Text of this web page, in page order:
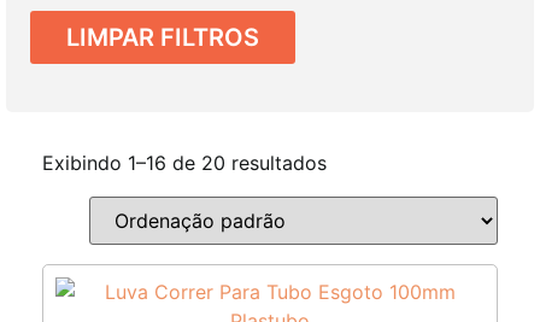
LIMPAR FILTROS
Exibindo 1–16 de 20 resultados